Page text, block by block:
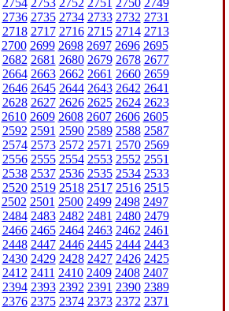
2754 2753 2752 2751 2750 2749
2736 2735 2734 2733 2732 2731
2718 2717 2716 2715 2714 2713
2700 2699 2698 2697 2696 2695
2682 2681 2680 2679 2678 2677
2664 2663 2662 2661 2660 2659
2646 2645 2644 2643 2642 2641
2628 2627 2626 2625 2624 2623
2610 2609 2608 2607 2606 2605
2592 2591 2590 2589 2588 2587
2574 2573 2572 2571 2570 2569
2556 2555 2554 2553 2552 2551
2538 2537 2536 2535 2534 2533
2520 2519 2518 2517 2516 2515
2502 2501 2500 2499 2498 2497
2484 2483 2482 2481 2480 2479
2466 2465 2464 2463 2462 2461
2448 2447 2446 2445 2444 2443
2430 2429 2428 2427 2426 2425
2412 2411 2410 2409 2408 2407
2394 2393 2392 2391 2390 2389
2376 2375 2374 2373 2372 2371